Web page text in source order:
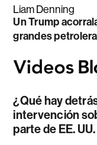
Liam Denning
Un Trump
grandes
¿Qué hay
intervención
parte de EE.